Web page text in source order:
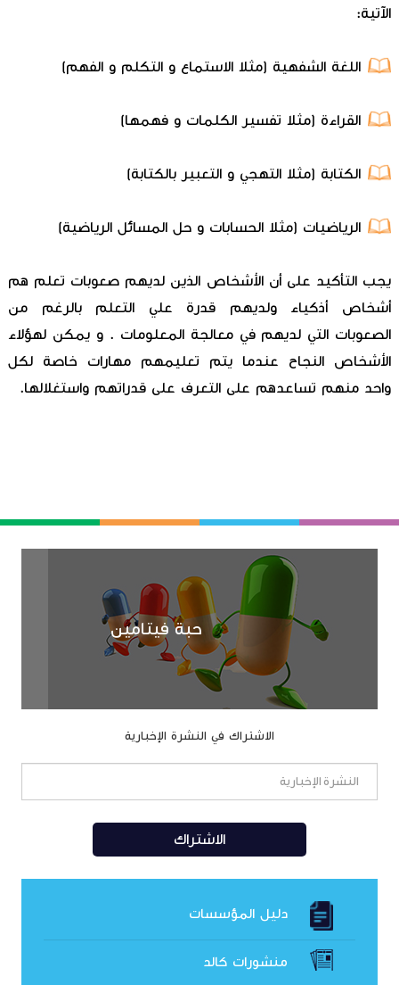
الآتية:
اللغة الشفهية (مثلا الاستماع و التكلم و الفهم)
القراءة (مثلا تفسير الكلمات و فهمها)
الكتابة (مثلا التهجي و التعبير بالكتابة)
الرياضيات (مثلا الحسابات و حل المسائل الرياضية)
يجب التأكيد على أن الأشخاص الذين لديهم صعوبات تعلم هم
أشخاص أذكياء ولديهم قدرة علي التعلم بالرغم من
الصعوبات التي لديهم في معالجة المعلومات . و يمكن لهؤلاء
الأشخاص النجاح عندما يتم تعليمهم مهارات خاصة لكل
واحد منهم تساعدهم على التعرف على قدراتهم واستغلالها.
حبة فيتامين
الاشتراك في النشرة الإخبارية
دليل المؤسسات
منشورات كالد